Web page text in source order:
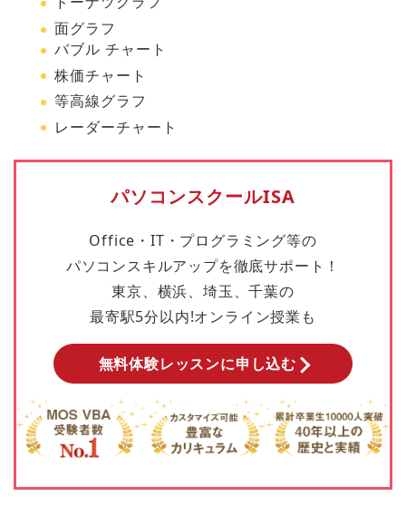
面グラフ
バブル チャート
株価チャート
等高線グラフ
レーダーチャート
パソコンスクールISA
Office・IT・プログラミング等の
パソコンスキルアップを徹底サポート！
東京、横浜、埼玉、千葉の
最寄駅5分以内!オンライン授業も
無料体験レッスンに申し込む